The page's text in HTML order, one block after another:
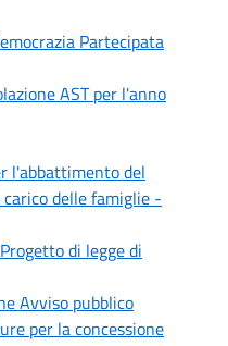
Partecipata
AST per l'anno
l'abbattimento del
delle famiglie -
di legge di
Avviso pubblico
per la concessione